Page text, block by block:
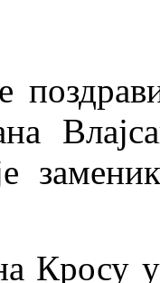
Кросу